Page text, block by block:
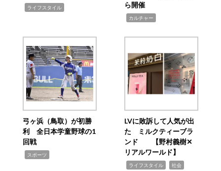
ライフスタイル
ら開催
カルチャー
弓ヶ浜（鳥取）が初勝
利 全日本学童野球の1
回戦
スポーツ
LVに敗訴して人気が出
た ミルクティーブラ
ンド 【野村義樹✕
リアルワールド】
ライフスタイル 社会